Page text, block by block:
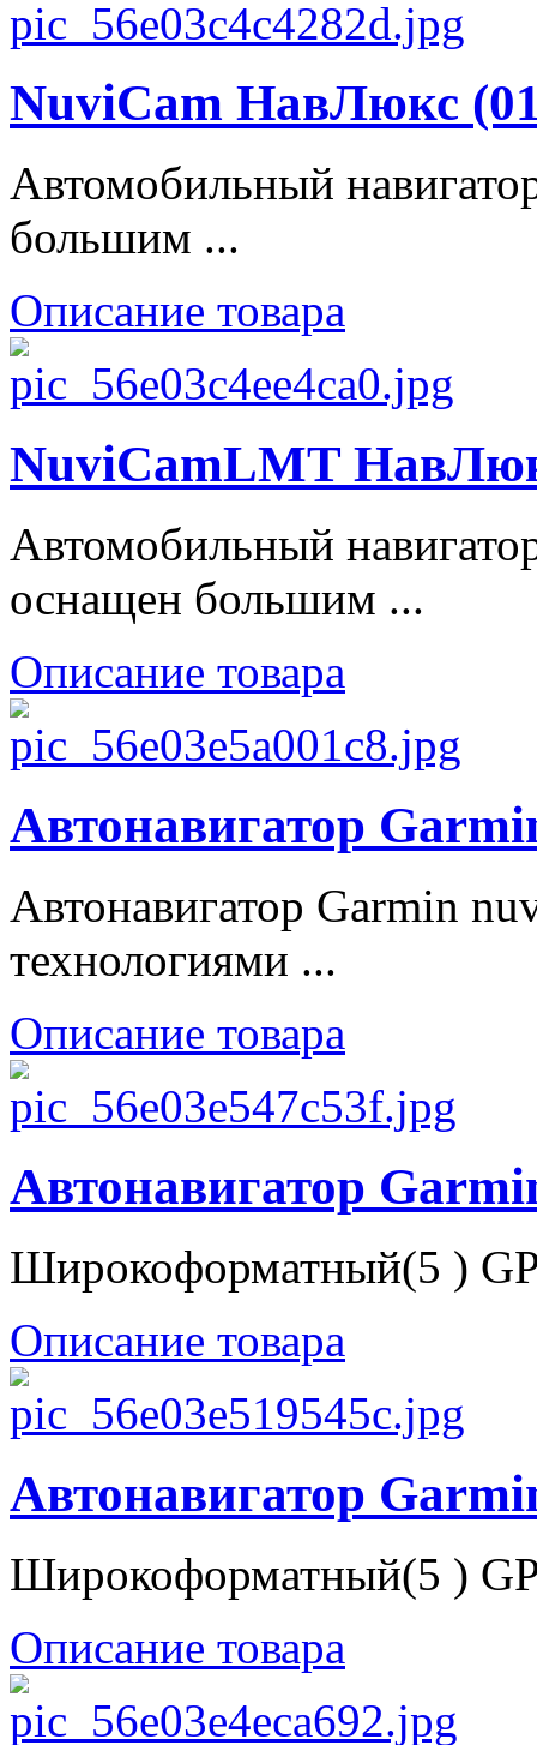
NuviCam НавЛюкс
Автомобильный
большим ...
Описание товара
NuviCamLMT
Автомобильный
оснащен большим ...
Описание товара
Автонавигатор
Автонавигатор Garmin
технологиями ...
Описание товара
Автонавигатор
Широкоформатный(5 )
Описание товара
Автонавигатор
Широкоформатный(5 )
Описание товара